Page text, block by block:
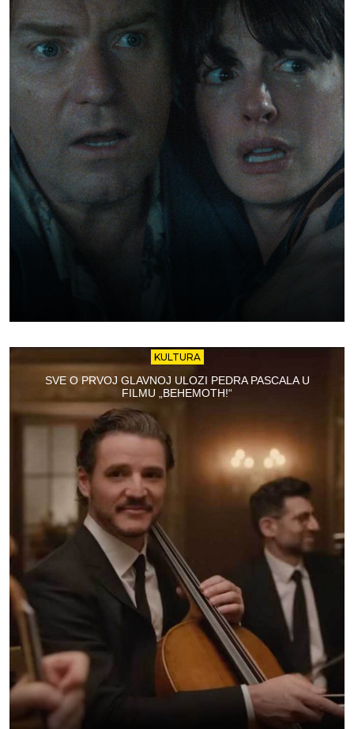
KULTURA
SVE O PRVOJ GLAVNOJ ULOZI PEDRA PASCALA U
FILMU „BEHEMOTH!“